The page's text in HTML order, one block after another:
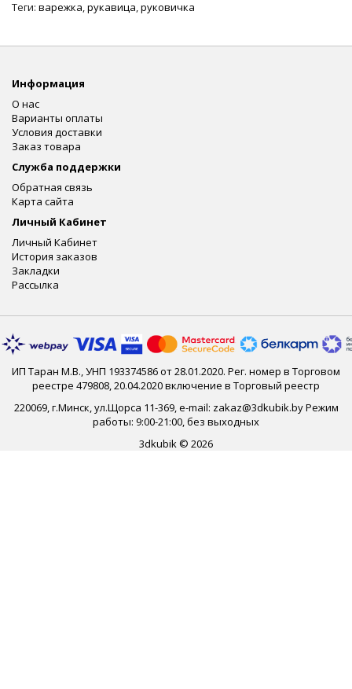
Теги: варежка рукавица руковичка
Информация
О нас
Варианты оплаты
Условия доставки
Заказ товара
Служба поддержки
Обратная связь
Карта сайта
Личный Кабинет
Личный Кабинет
История заказов
Закладки
Рассылка
ИП Таран М.В., УНП 193374586 от 28.01.2020. Рег. номер в Торговом
реестре 479808, 20.04.2020 включение в Торговый реестр
220069, г.Минск, ул.Щорса 11-369, e-mail: zakaz@3dkubik.by Режим
работы: 9:00-21:00, без выходных
3dkubik © 2026